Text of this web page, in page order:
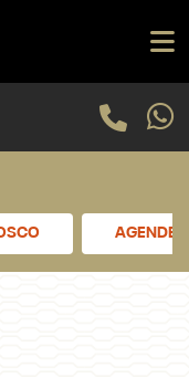
AGENDE